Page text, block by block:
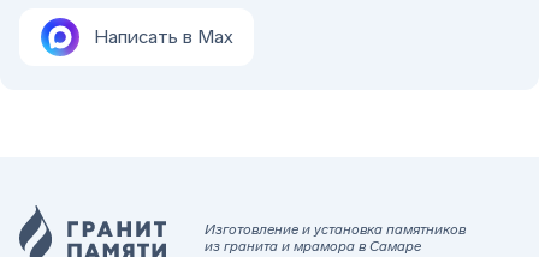
Написать в Max
Изготовление и установка памятников
из гранита и мрамора в Самаре